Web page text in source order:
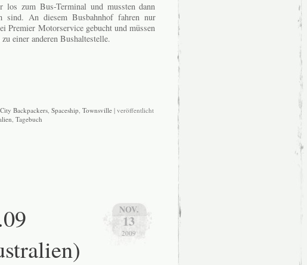
los zum Bus-Terminal und mussten dann
An diesem Busbahnhof fahren nur
Premier Motorservice gebucht und müssen
einer anderen Bushaltestelle.
City Backpackers, Spaceship, Townsville| veröffentlicht
Tagebuch
NOV.
13
2009